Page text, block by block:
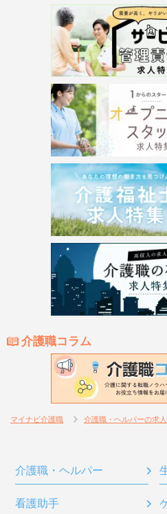
介護職コラム
マイナビ介護職 介護職・ヘルパーの求人
介護職・ヘルパー
看護助手